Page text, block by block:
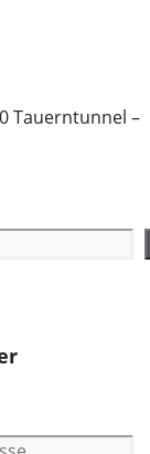
Tauerntunnel –